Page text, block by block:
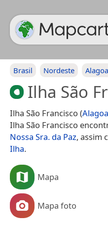
Brasil Nordeste
Ilha São
Ilha São Francisco (
Ilha São Francisco
Nossa Sra. da Paz, assim
Ilha.
Mapa
Mapa foto